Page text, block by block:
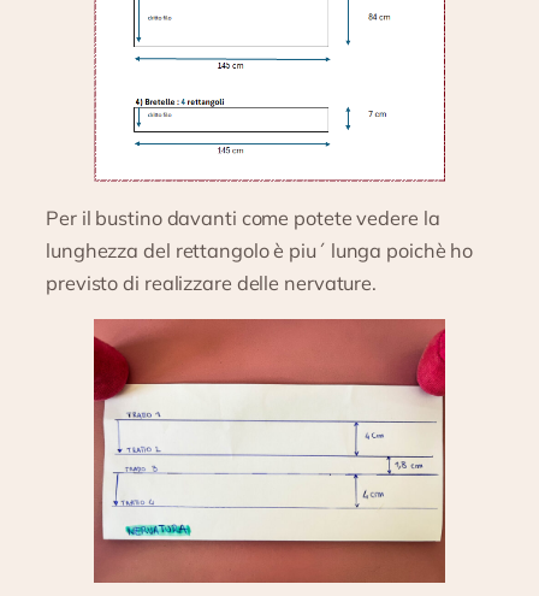
Per il bustino davanti come potete vedere la
lunghezza del rettangolo è piu´ lunga poichè ho
previsto di realizzare delle nervature.